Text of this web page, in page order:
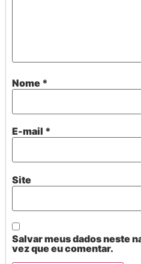
Nome *
E-mail *
Site
Salvar meus dados neste
vez que eu comentar.